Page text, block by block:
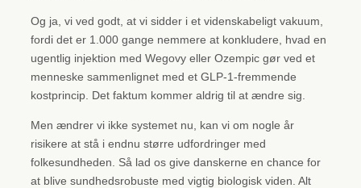
Og ja, vi ved godt, at vi sidder i et videnskabeligt vakuum,
fordi det er 1.000 gange nemmere at konkludere, hvad en
ugentlig injektion med Wegovy eller Ozempic gør ved et
menneske sammenlignet med et GLP-1-fremmende
kostprincip. Det faktum kommer aldrig til at ændre sig.
Men ændrer vi ikke systemet nu, kan vi om nogle år
risikere at stå i endnu større udfordringer med
folkesundheden. Så lad os give danskerne en chance for
at blive sundhedsrobuste med vigtig biologisk viden. Alt